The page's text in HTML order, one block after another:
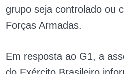
grupo seja controlado ou
Forças Armadas.
Em resposta ao G1, a